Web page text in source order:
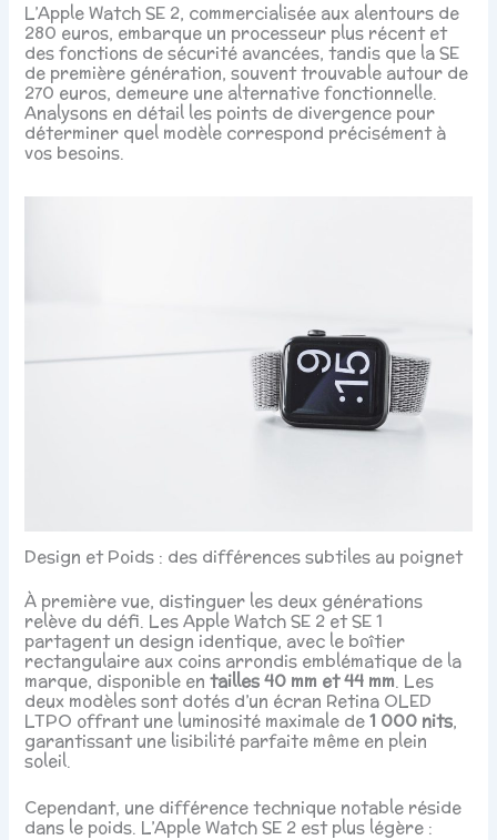
L’Apple Watch SE 2, commercialisée aux alentours de
280 euros, embarque un processeur plus récent et
des fonctions de sécurité avancées, tandis que la SE
de première génération, souvent trouvable autour de
270 euros, demeure une alternative fonctionnelle.
Analysons en détail les points de divergence pour
déterminer quel modèle correspond précisément à
vos besoins.
Design et Poids : des différences subtiles au poignet
À première vue, distinguer les deux générations
relève du défi. Les Apple Watch SE 2 et SE 1
partagent un design identique, avec le boîtier
rectangulaire aux coins arrondis emblématique de la
marque, disponible entailles 40 mm et 44 mm. Les
deux modèles sont dotés d’un écran Retina OLED
LTPO offrant une luminosité maximale de1 000 nits,
garantissant une lisibilité parfaite même en plein
soleil.
Cependant, une différence technique notable réside
dans le poids. L’Apple Watch SE 2 est plus légère :